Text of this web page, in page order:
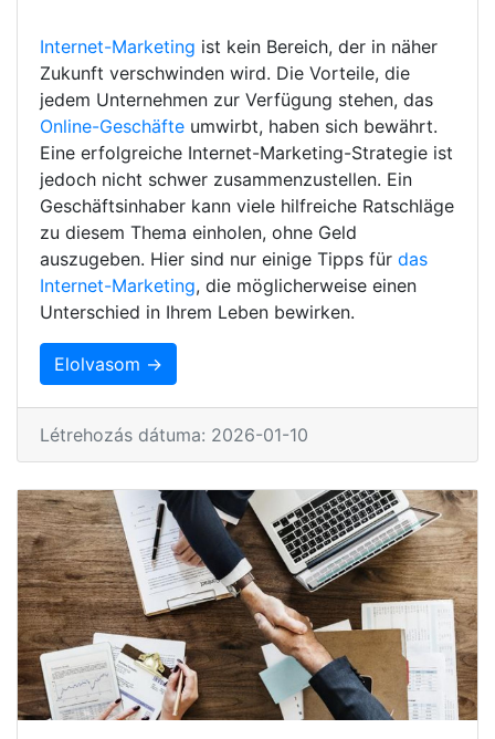
Internet-Marketing ist kein Bereich, der in näher
Zukunft verschwinden wird. Die Vorteile, die
jedem Unternehmen zur Verfügung stehen, das
Online-Geschäfte umwirbt, haben sich bewährt.
Eine erfolgreiche Internet-Marketing-Strategie ist
jedoch nicht schwer zusammenzustellen. Ein
Geschäftsinhaber kann viele hilfreiche Ratschläge
zu diesem Thema einholen, ohne Geld
auszugeben. Hier sind nur einige Tipps für das
Internet-Marketing, die möglicherweise einen
Unterschied in Ihrem Leben bewirken.
Elolvasom →
Létrehozás dátuma: 2026-01-10